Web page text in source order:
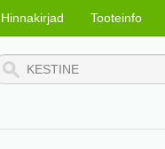
Hinnakirjad Tooteinfo